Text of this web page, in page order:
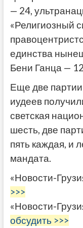
— 24,
«Религиозный
единства
Бени Ганца —
Еще две
иудеев
светская
шесть, две
пять каждая, и
мандата.
«Новости-
>>>
«Новости-
обсудить >>>